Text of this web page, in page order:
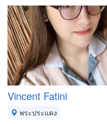
Vincent Fatini
พระประแดง